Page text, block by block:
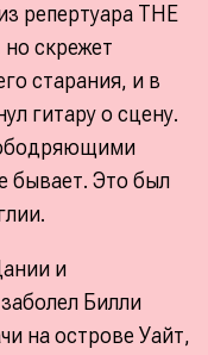
репертуара THE
но скрежет
старания, и в
гитару о сцену.
бывает. Это был
и
Билли
на острове Уайт,